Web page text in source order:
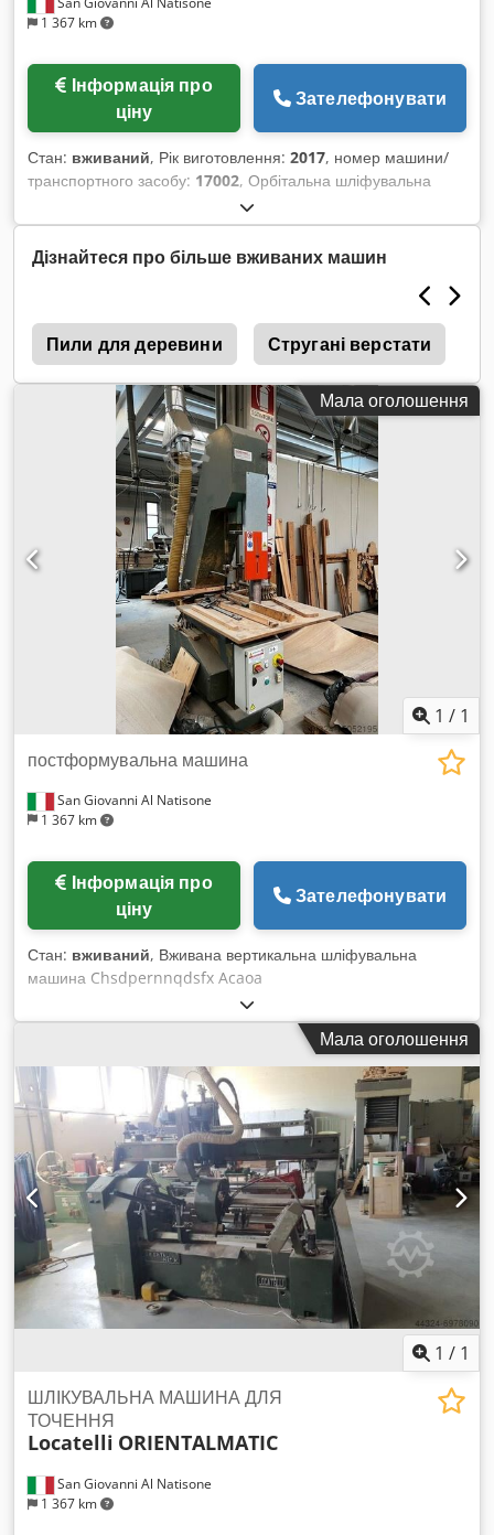
1 367 km
ціну
Зателефонувати
Стан: вживаний, Рік виготовлення: 2017, номер машини/
транспортного засобу: 17002, Орбітальна шліфувальна
машина CNT мод. LOR 150 - відповідає стандартам CE -
була у використанні - Серійний номер: 17002 - Мін./Макс.
діаметр обробки: 10-45 мм - Потужність двигуна: 3 к.с.
Cedpfx Acswvimfjaoha - Рік випуску: 2017
Дізнайтеся про більше вживаних машин
Пили для деревини Стругані верстати
Мала оголошення
1 / 1
San Giovanni Al Natisone
1 367 km
постформувальна машина
ціну
Зателефонувати
Стан: вживаний, Вживана вертикальна шліфувальна
машина Chsdpernnqdsfx Acaoa
Мала оголошення
1 / 1
San Giovanni Al Natisone
1 367 km
ШЛІКУВАЛЬНА МАШИНА ДЛЯ
ТОЧЕННЯ
Locatelli ORIENTALMATIC